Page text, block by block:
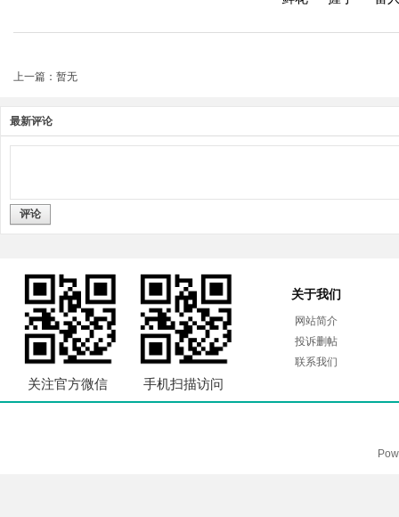
上一篇：暂无
最新评论
评论
关注官方微信 手机扫描访问
关于我们
网站简介
投诉删帖
联系我们